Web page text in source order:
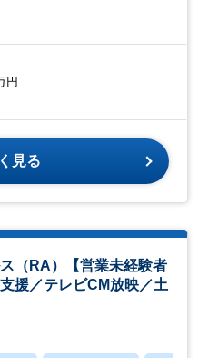
円
見る
（RA）【営業未経験者
援／テレビCM放映／土